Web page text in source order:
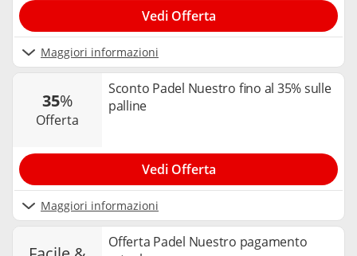
Maggiori informazioni
Vedi Offerta
35%
offerta
Sconto Padel Nuestro fino al 35% sulle
palline
Maggiori informazioni
Vedi Offerta
Offerta Padel Nuestro pagamento